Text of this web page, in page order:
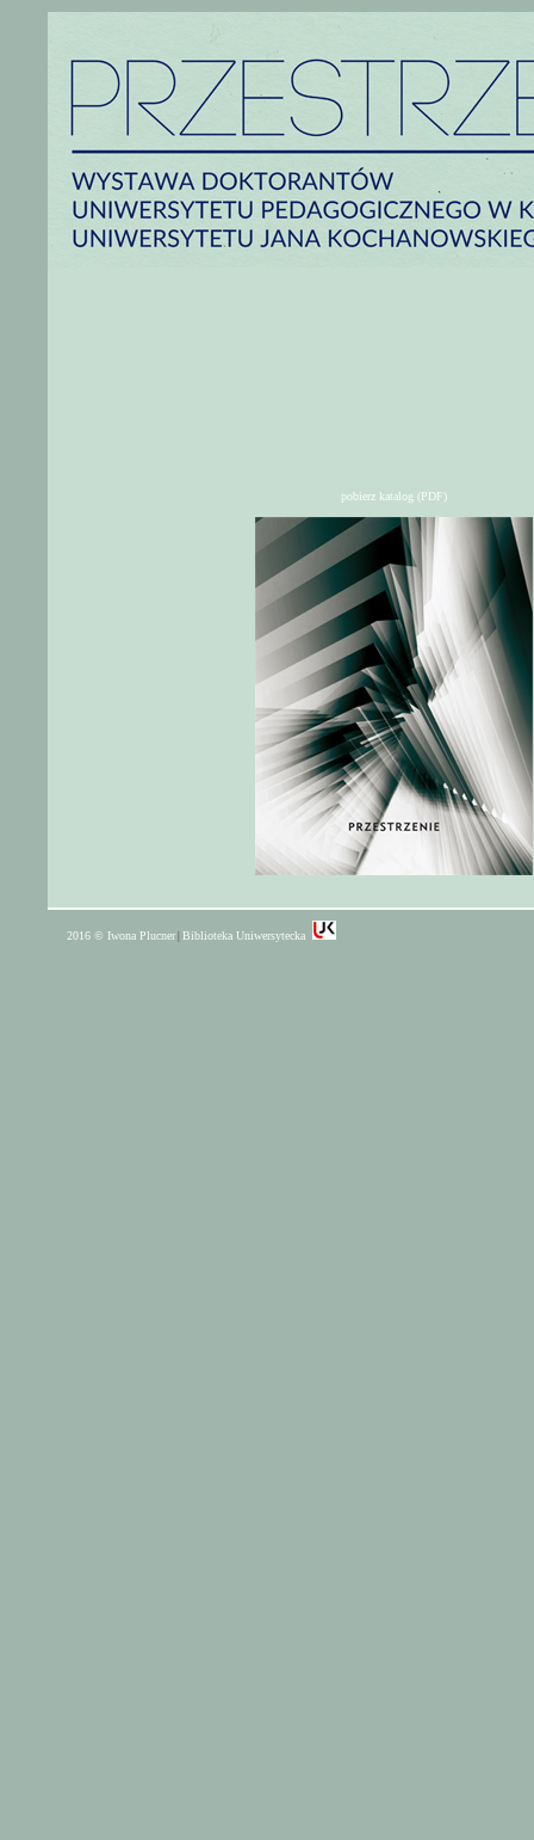
pobierz katalog (PDF)
2016 © Iwona Plucner Biblioteka Uniwersytecka